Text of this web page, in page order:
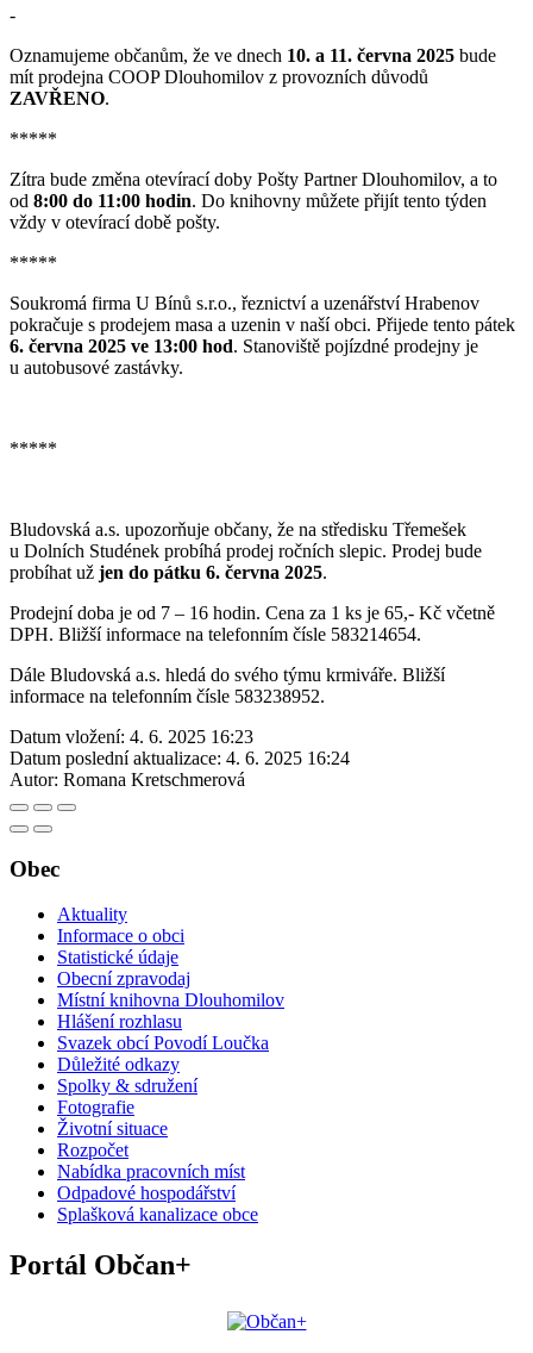
-
Oznamujeme občanům, že ve dnech 10. a 11. června 2025 bude
mít prodejna COOP Dlouhomilov z provozních důvodů
ZAVŘENO.
*****
Zítra bude změna otevírací doby Pošty Partner Dlouhomilov, a to
od 8:00 do 11:00 hodin. Do knihovny můžete přijít tento týden
vždy v otevírací době pošty.
*****
Soukromá firma U Bínů s.r.o., řeznictví a uzenářství Hrabenov
pokračuje s prodejem masa a uzenin v naší obci. Přijede tento pátek
6. června 2025 ve 13:00 hod. Stanoviště pojízdné prodejny je
u autobusové zastávky.
*****
Bludovská a.s. upozorňuje občany, že na středisku Třemešek
u Dolních Studének probíhá prodej ročních slepic. Prodej bude
probíhat už jen do pátku 6. června 2025.
Prodejní doba je od 7 – 16 hodin. Cena za 1 ks je 65,- Kč včetně
DPH. Bližší informace na telefonním čísle 583214654.
Dále Bludovská a.s. hledá do svého týmu krmiváře. Bližší
informace na telefonním čísle 583238952.
Datum vložení: 4. 6. 2025 16:23
Datum poslední aktualizace: 4. 6. 2025 16:24
Autor: Romana Kretschmerová
Obec
Aktuality
Informace o obci
Statistické údaje
Obecní zpravodaj
Místní knihovna Dlouhomilov
Hlášení rozhlasu
Svazek obcí Povodí Loučka
Důležité odkazy
Spolky & sdružení
Fotografie
Životní situace
Rozpočet
Nabídka pracovních míst
Odpadové hospodářství
Splašková kanalizace obce
Portál Občan+